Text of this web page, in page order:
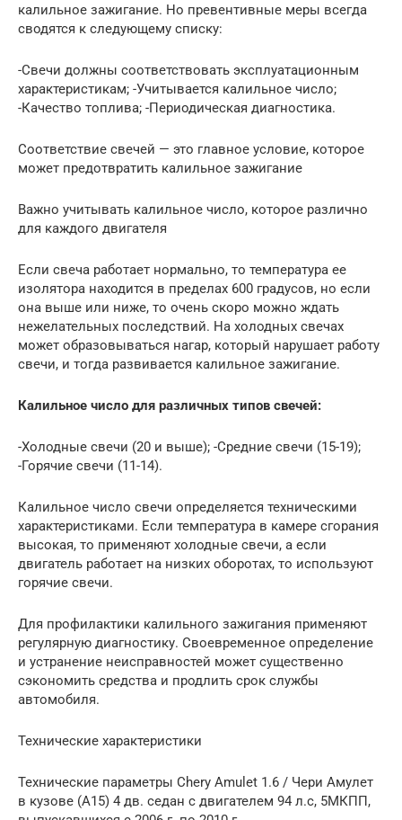
калильное зажигание. Но превентивные меры всегда
сводятся к следующему списку:
-Свечи должны соответствовать эксплуатационным
характеристикам; -Учитывается калильное число;
-Качество топлива; -Периодическая диагностика.
Соответствие свечей — это главное условие, которое
может предотвратить калильное зажигание
Важно учитывать калильное число, которое различно
для каждого двигателя
Если свеча работает нормально, то температура ее
изолятора находится в пределах 600 градусов, но если
она выше или ниже, то очень скоро можно ждать
нежелательных последствий. На холодных свечах
может образовываться нагар, который нарушает работу
свечи, и тогда развивается калильное зажигание.
Калильное число для различных типов свечей:
-Холодные свечи (20 и выше); -Средние свечи (15-19);
-Горячие свечи (11-14).
Калильное число свечи определяется техническими
характеристиками. Если температура в камере сгорания
высокая, то применяют холодные свечи, а если
двигатель работает на низких оборотах, то используют
горячие свечи.
Для профилактики калильного зажигания применяют
регулярную диагностику. Своевременное определение
и устранение неисправностей может существенно
сэкономить средства и продлить срок службы
автомобиля.
Технические характеристики
Технические параметры Chery Amulet 1.6 / Чери Амулет
в кузове (А15) 4 дв. седан с двигателем 94 л.с, 5МКПП,